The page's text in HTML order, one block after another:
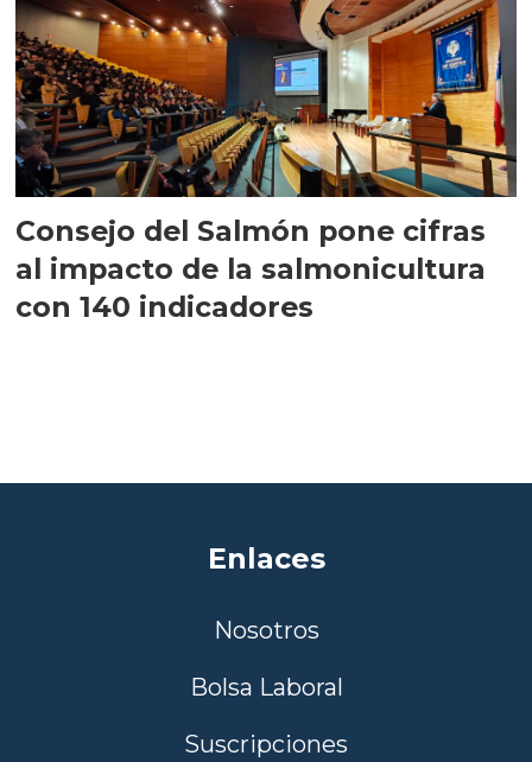
Consejo del Salmón pone cifras
al impacto de la salmonicultura
con 140 indicadores
Enlaces
Nosotros
Bolsa Laboral
Suscripciones